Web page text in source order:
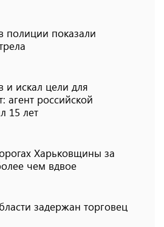
полиции показали
и искал цели для
агент российской
15 лет
Харьковщины за
чем вдвое
задержан торговец